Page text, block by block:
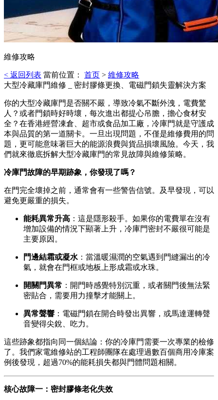
維修攻略
< 返回列表 當前位置： 首页 > 維修攻略
大型冷藏庫門維修 _ 密封膠條更換、電磁門鎖失靈解決方案
你的大型冷藏庫門是否關不嚴，導致冷氣不斷外洩，電費驚
人？或者門鎖時好時壞，每次進出都提心吊膽，擔心食材安
全？在香港經營凍倉、超市或食品加工廠，冷庫門就是守護成
本與品質的第一道關卡。一旦出現問題，不僅是維修費用的問
題，更可能意味著巨大的能源浪費與貨品損壞風險。今天，我
們就來徹底拆解大型冷藏庫門的常見故障與維修策略。
冷庫門故障的早期跡象，你發現了嗎？
在門完全壞掉之前，通常會有一些警告信號。及早發現，可以
避免更嚴重的損失。
能耗異常升高 ：這是隱形殺手。如果你的電費單在沒有
增加設備的情況下顯著上升，冷庫門密封不嚴很可能是
主要原因。
門邊結霜或凝水 ：當溫暖濕潤的空氣遇到門縫漏出的冷
氣，就會在門框或地板上形成霜或水珠。
開關門異常 ：開門時感覺特別沉重，或者關門後無法緊
密貼合，需要用力撞擊才能關上。
異常聲響 ：電磁門鎖在開合時發出異響，或馬達運轉聲
音變得尖銳、吃力。
這些跡象都指向同一個結論：你的冷庫門需要一次專業的檢修
了。我們家電維修站的工程師團隊在處理過數百個商用冷庫案
例後發現，超過70%的能耗損失都與門體問題相關。
核心故障一：密封膠條老化失效